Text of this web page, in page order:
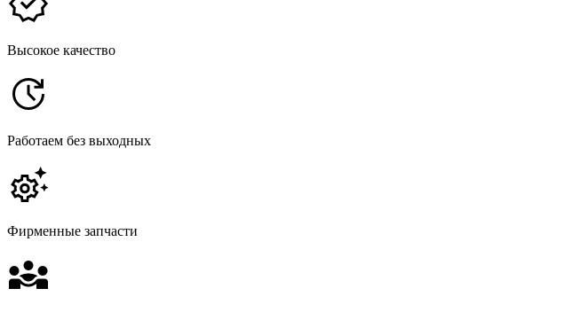
Высокое качество
Работаем без выходных
Фирменные запчасти